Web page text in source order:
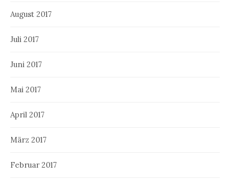
August 2017
Juli 2017
Juni 2017
Mai 2017
April 2017
März 2017
Februar 2017